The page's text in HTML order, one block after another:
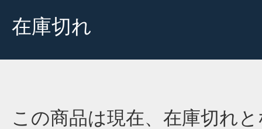
在庫切れ
この商品は現在、在庫切れ